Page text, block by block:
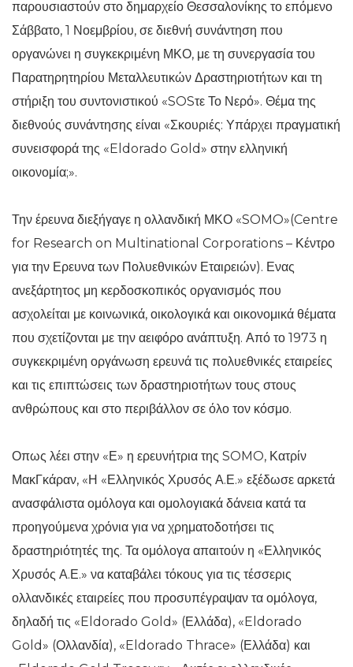
παρουσιαστούν στο δημαρχείο Θεσσαλονίκης το επόμενο
Σάββατο, 1 Νοεμβρίου, σε διεθνή συνάντηση που
οργανώνει η συγκεκριμένη ΜΚΟ, με τη συνεργασία του
Παρατηρητηρίου Μεταλλευτικών Δραστηριοτήτων και τη
στήριξη του συντονιστικού «SOSτε Το Νερό». Θέμα της
διεθνούς συνάντησης είναι «Σκουριές: Υπάρχει πραγματική
συνεισφορά της «Eldorado Gold» στην ελληνική
οικονομία;».
Την έρευνα διεξήγαγε η ολλανδική ΜΚΟ «SOMO»(Centre
for Research on Multinational Corporations – Κέντρο
για την Ερευνα των Πολυεθνικών Εταιρειών). Ενας
ανεξάρτητος μη κερδοσκοπικός οργανισμός που
ασχολείται με κοινωνικά, οικολογικά και οικονομικά θέματα
που σχετίζονται με την αειφόρο ανάπτυξη. Από το 1973 η
συγκεκριμένη οργάνωση ερευνά τις πολυεθνικές εταιρείες
και τις επιπτώσεις των δραστηριοτήτων τους στους
ανθρώπους και στο περιβάλλον σε όλο τον κόσμο.
Οπως λέει στην «Ε» η ερευνήτρια της SOMO, Κατρίν
ΜακΓκάραν, «Η «Ελληνικός Χρυσός Α.Ε.» εξέδωσε αρκετά
ανασφάλιστα ομόλογα και ομολογιακά δάνεια κατά τα
προηγούμενα χρόνια για να χρηματοδοτήσει τις
δραστηριότητές της. Τα ομόλογα απαιτούν η «Ελληνικός
Χρυσός Α.Ε.» να καταβάλει τόκους για τις τέσσερις
ολλανδικές εταιρείες που προσυπέγραψαν τα ομόλογα,
δηλαδή τις «Eldorado Gold» (Ελλάδα), «Eldorado
Gold» (Ολλανδία), «Eldorado Thrace» (Ελλάδα) και